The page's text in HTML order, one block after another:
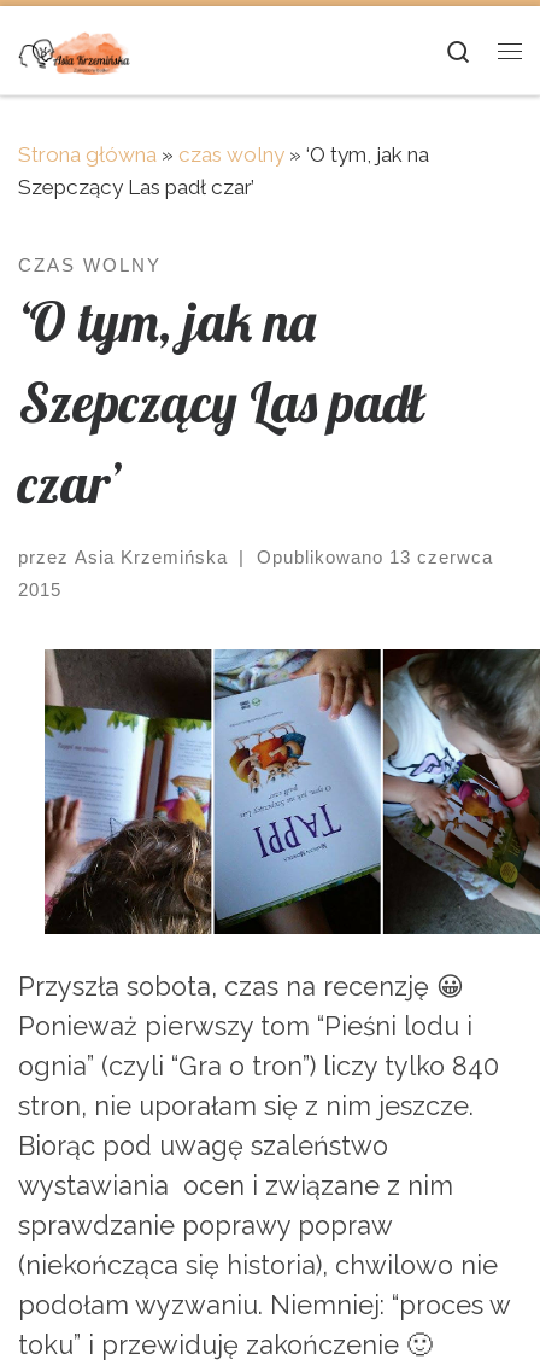
Skip to content
Strona główna » czas wolny » ‘O tym, jak na
Szepczący Las padł czar’
CZAS WOLNY
‘O tym, jak na
Szepczący Las padł
czar’
przez Asia Krzemińska | Opublikowano 13 czerwca
2015
Przyszła sobota, czas na recenzję 😀
Ponieważ pierwszy tom “Pieśni lodu i
ognia” (czyli “Gra o tron”) liczy tylko 840
stron, nie uporałam się z nim jeszcze.
Biorąc pod uwagę szaleństwo
wystawiania ocen i związane z nim
sprawdzanie poprawy popraw
(niekończąca się historia), chwilowo nie
podołam wyzwaniu. Niemniej: “proces w
toku” i przewiduję zakończenie 🙂